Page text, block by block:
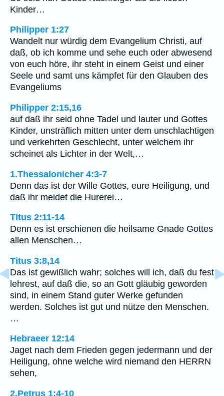
Kinder…
Philipper 1:27
Wandelt nur würdig dem Evangelium Christi, auf
daß, ob ich komme und sehe euch oder abwesend
von euch höre, ihr steht in einem Geist und einer
Seele und samt uns kämpfet für den Glauben des
Evangeliums
Philipper 2:15,16
auf daß ihr seid ohne Tadel und lauter und Gottes
Kinder, unsträflich mitten unter dem unschlachtigen
und verkehrten Geschlecht, unter welchem ihr
scheinet als Lichter in der Welt,…
1.Thessalonicher 4:3-7
Denn das ist der Wille Gottes, eure Heiligung, und
daß ihr meidet die Hurerei…
Titus 2:11-14
Denn es ist erschienen die heilsame Gnade Gottes
allen Menschen…
Titus 3:8,14
Das ist gewißlich wahr; solches will ich, daß du fest
lehrest, auf daß die, so an Gott gläubig geworden
sind, in einem Stand guter Werke gefunden
werden. Solches ist gut und nütze den Menschen.
…
Hebraeer 12:14
Jaget nach dem Frieden gegen jedermann und der
Heiligung, ohne welche wird niemand den HERRN
sehen,
2.Petrus 1:4-10